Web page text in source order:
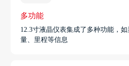
多功能
12.3寸液晶仪表集成了多种功能，
量、里程等信息